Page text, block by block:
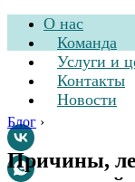
О нас
Команда
Услуги и
Контакты
Новости
Блог ›
Причины,